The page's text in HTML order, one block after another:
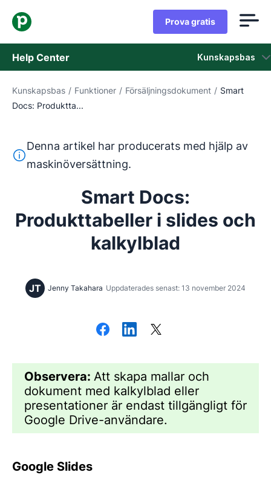
Prova gratis
Help Center Kunskapsbas
Kunskapsbas
Kontaka kundtjänst
Kunskapsbas / Funktioner / Försäljningsdokument / Smart
Docs: Produktta...
Denna text har översatts från engelska med hjälp av
Denna artikel har producerats med hjälp av
maskinöversättning.
Smart Docs:
Produkttabeller i slides och
kalkylblad
JT Jenny Takahara Uppdaterades senast: 13 november 2024
Observera: Att skapa mallar och
dokument med kalkylblad eller
presentationer är endast tillgängligt för
Google Drive-användare.
Google Slides